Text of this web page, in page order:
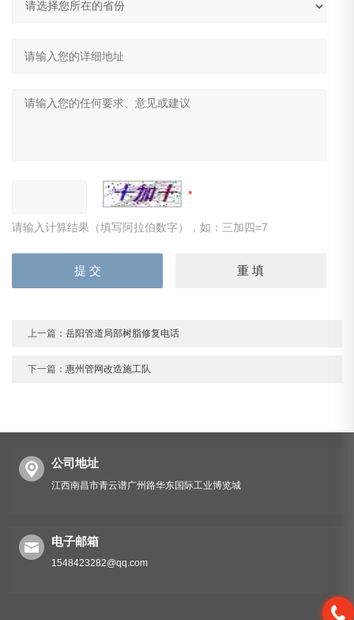
请输入计算结果（填写阿拉伯数字），如：三加四=7
上一篇：岳阳管道局部树脂修复电话
下一篇：惠州管网改造施工队
公司地址
江西南昌市青云谱广州路华东国际工业博览城
电子邮箱
1548423282@qq.com